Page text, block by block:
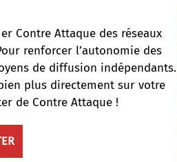
Contre Attaque des réseaux
renforcer l’autonomie des
de diffusion indépendants.
plus directement sur votre
de Contre Attaque !